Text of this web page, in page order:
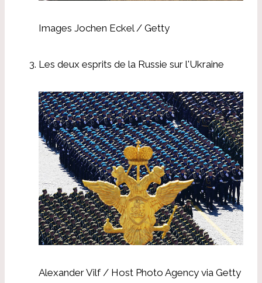
Images Jochen Eckel / Getty
Les deux esprits de la Russie sur l'Ukraine
Alexander Vilf / Host Photo Agency via Getty